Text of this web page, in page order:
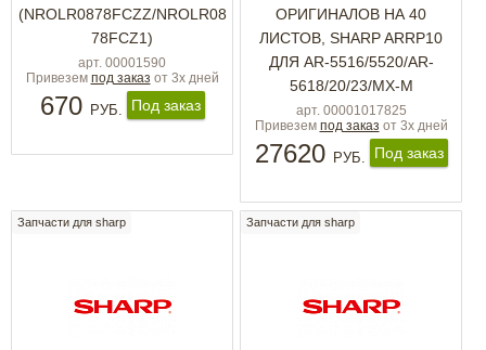
(NROLR0878FCZZ/NROLR08
78FCZ1)
арт. 00001590
Привезем под заказ от 3х дней
670 РУБ. Под заказ
ОРИГИНАЛОВ НА 40
ЛИСТОВ, SHARP ARRP10
ДЛЯ AR-5516/5520/AR-
5618/20/23/MX-M
арт. 00001017825
Привезем под заказ от 3х дней
27620 РУБ. Под заказ
Запчасти для sharp Запчасти для sharp